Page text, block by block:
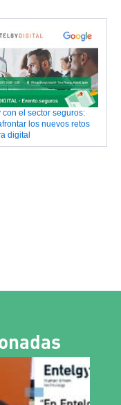
con el sector seguros:
los nuevos retos
digital